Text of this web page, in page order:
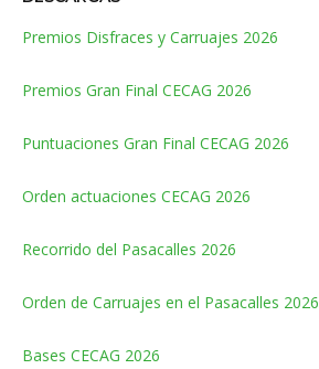
Premios Disfraces y Carruajes 2026
Premios Gran Final CECAG 2026
Puntuaciones Gran Final CECAG 2026
Orden actuaciones CECAG 2026
Recorrido del Pasacalles 2026
Orden de Carruajes en el Pasacalles 2026
Bases CECAG 2026